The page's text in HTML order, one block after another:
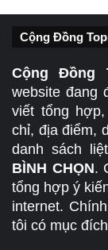
Cộng Đồng
Cộng Đồng
website đang
viết tổng
chỉ, địa điểm,
danh sách
BÌNH CHỌN.
tổng hợp ý
internet.
tôi có mục